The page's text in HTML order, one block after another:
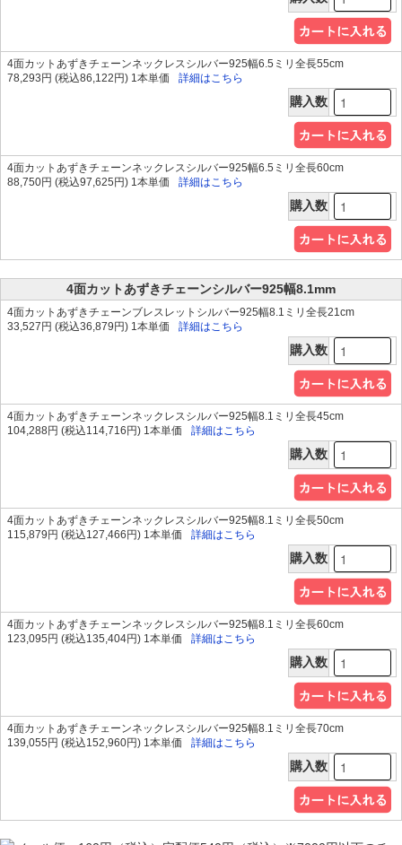
4面カットあずきチェーンネックレスシルバー925幅6.5ミリ全長55cm
78,293円 (税込86,122円) 1本単価
詳細はこちら
購入数
4面カットあずきチェーンネックレスシルバー925幅6.5ミリ全長60cm
88,750円 (税込97,625円) 1本単価
詳細はこちら
購入数
4面カットあずきチェーンシルバー925幅8.1mm
4面カットあずきチェーンブレスレットシルバー925幅8.1ミリ全長21cm
33,527円 (税込36,879円) 1本単価
詳細はこちら
購入数
4面カットあずきチェーンネックレスシルバー925幅8.1ミリ全長45cm
104,288円 (税込114,716円) 1本単価
詳細はこちら
購入数
4面カットあずきチェーンネックレスシルバー925幅8.1ミリ全長50cm
115,879円 (税込127,466円) 1本単価
詳細はこちら
購入数
4面カットあずきチェーンネックレスシルバー925幅8.1ミリ全長60cm
123,095円 (税込135,404円) 1本単価
詳細はこちら
購入数
4面カットあずきチェーンネックレスシルバー925幅8.1ミリ全長70cm
139,055円 (税込152,960円) 1本単価
詳細はこちら
購入数